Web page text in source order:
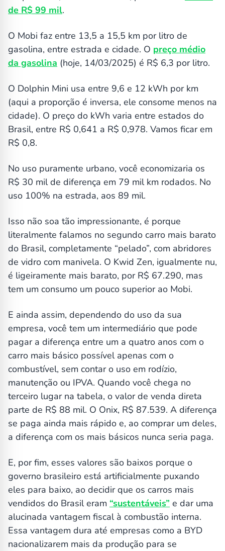
de R$ 99 mil.
O Mobi faz entre 13,5 a 15,5 km por litro de
gasolina, entre estrada e cidade. O preço médio
da gasolina (hoje, 14/03/2025) é R$ 6,3 por litro.
O Dolphin Mini usa entre 9,6 e 12 kWh por km
(aqui a proporção é inversa, ele consome menos na
cidade). O preço do kWh varia entre estados do
Brasil, entre R$ 0,641 a R$ 0,978. Vamos ficar em
R$ 0,8.
No uso puramente urbano, você economizaria os
R$ 30 mil de diferença em 79 mil km rodados. No
uso 100% na estrada, aos 89 mil.
Isso não soa tão impressionante, é porque
literalmente falamos no segundo carro mais barato
do Brasil, completamente “pelado”, com abridores
de vidro com manivela. O Kwid Zen, igualmente nu,
é ligeiramente mais barato, por R$ 67.290, mas
tem um consumo um pouco superior ao Mobi.
E ainda assim, dependendo do uso da sua
empresa, você tem um intermediário que pode
pagar a diferença entre um a quatro anos com o
carro mais básico possível apenas com o
combustível, sem contar o uso em rodízio,
manutenção ou IPVA. Quando você chega no
terceiro lugar na tabela, o valor de venda direta
parte de R$ 88 mil. O Onix, R$ 87.539. A diferença
se paga ainda mais rápido e, ao comprar um deles,
a diferença com os mais básicos nunca seria paga.
E, por fim, esses valores são baixos porque o
governo brasileiro está artificialmente puxando
eles para baixo, ao decidir que os carros mais
vendidos do Brasil eram “sustentáveis” e dar uma
alucinada vantagem fiscal à combustão interna.
Essa vantagem dura até empresas como a BYD
nacionalizarem mais da produção para se